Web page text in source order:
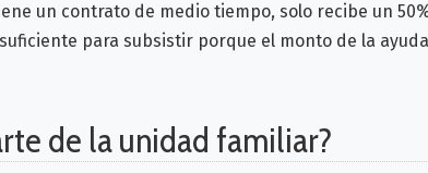
un contrato de medio tiempo, solo recibe un
para subsistir porque el monto de la
de la unidad familiar?